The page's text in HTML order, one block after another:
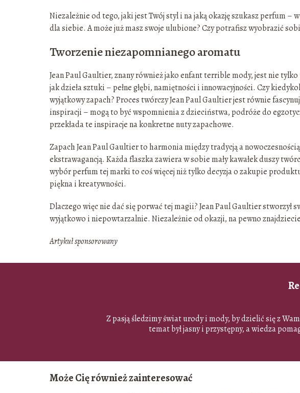
Niezależnie od tego, jaki jest Twój styl i na jaką okazję szukasz perfum –
dla siebie. A może już masz swoje ulubione? Czy potrafisz wyobrazić
Tworzenie niezapomnianego aromatu
Jean Paul Gaultier, znany również jako enfant terrible mody, jest nie
jak dzieła sztuki – pełne głębi, namiętności i innowacyjności. Czy
wyjątkowy zapach? Proces twórczy Jean Paul Gaultier jest równie
inspiracji – mogą to być wspomnienia z dzieciństwa, podróże do
przekłada te inspiracje na konkretne nuty zapachowe.
Zapach Jean Paul Gaultier to harmonia między tradycją a
ekstrawagancją. Każda flaszka zawiera w sobie mały kawałek duszy
wybór perfum tej marki to coś więcej niż tylko decyzja o zakupie
piękna i kreatywności.
Dlaczego więc nie dać się porwać tej magii? Jean Paul Gaultier stworzył
wyjątkowo i niepowtarzalnie. Niezależnie od okazji, na pewno
Artykuł sponsorowany
Z pasją śledzimy świat urody i mody, by dzielić się z
temat był jasny i przystępny, a wiedza
Może Cię również zainteresować